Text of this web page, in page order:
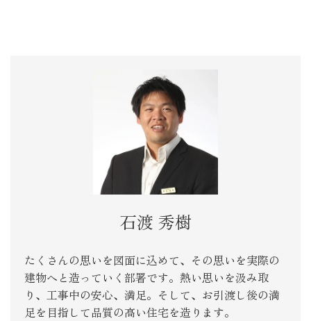
石渡 秀樹
たくさんの思いを図面に込めて、その思いを実際の
建物へと造っていく部署です。熱い思いを汲み取
り、工事中の安心、満足。そして、お引渡し後の満
足を目指して品質の高い住宅を造ります。